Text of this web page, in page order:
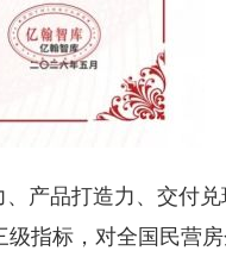
产品打造力、交付兑
级指标，对全国民营